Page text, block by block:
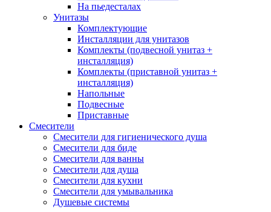
Belbagno(111)
BLB(13)
Bravat(74)
Cersanit(22)
Cezares(25)
Clever(13)
Coliseum(25)
Deante(85)
Erlit(14)
Excellent(5)
Gemy(20)
Goldman(9)
Good Door(12)
Grohe(12)
iRegio(5)
Lavinia Boho(47)
Lavinia Boho Set
На пьедесталах
Унитазы
Комплектующие
Инсталляции для унитазов
Комплекты (подвесной унитаз +
инсталляция)
Комплекты (приставной унитаз +
инсталляция)
Напольные
Подвесные
Приставные
Смесители
Смесители для гигиенического душа
Смесители для биде
Смесители для ванны
Смесители для душа
Смесители для кухни
Смесители для умывальника
Душевые системы